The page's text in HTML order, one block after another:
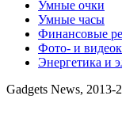
Умные очки
Умные часы
Финансовые
Фото- и
Энергетика и
Gadgets News, 2013-